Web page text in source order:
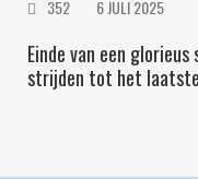
352 6 JULI 2025
Einde van een
strijden tot het